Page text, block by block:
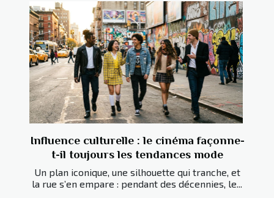
Influence culturelle : le cinéma façonne-
t-il toujours les tendances mode
Un plan iconique, une silhouette qui tranche, et
la rue s’en empare : pendant des décennies, le...